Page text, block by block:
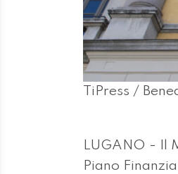
TiPress /
LUGANO - Il
Piano